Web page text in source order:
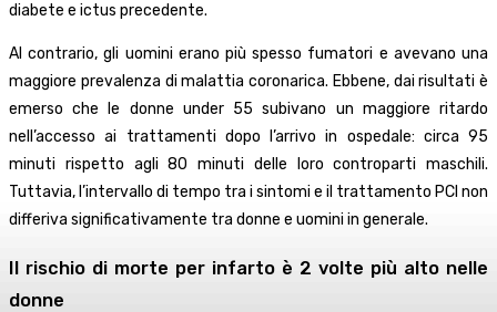
diabete e ictus precedente.
Al contrario, gli uomini erano più spesso fumatori e avevano una
maggiore prevalenza di malattia coronarica. Ebbene, dai risultati è
emerso che le donne under 55 subivano un maggiore ritardo
nell’accesso ai trattamenti dopo l’arrivo in ospedale: circa 95
minuti rispetto agli 80 minuti delle loro controparti maschili.
Tuttavia, l’intervallo di tempo tra i sintomi e il trattamento PCI non
differiva significativamente tra donne e uomini in generale.
Il rischio di morte per infarto è 2 volte più alto nelle
donne